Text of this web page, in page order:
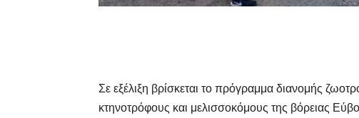
Σε εξέλιξη βρίσκεται το πρόγραμμα διανομής
κτηνοτρόφους και μελισσοκόμους της βόρειας